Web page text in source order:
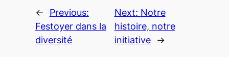
←
Previous:
Festoyer dans la
diversité
Next: Notre
histoire, notre
initiative
→